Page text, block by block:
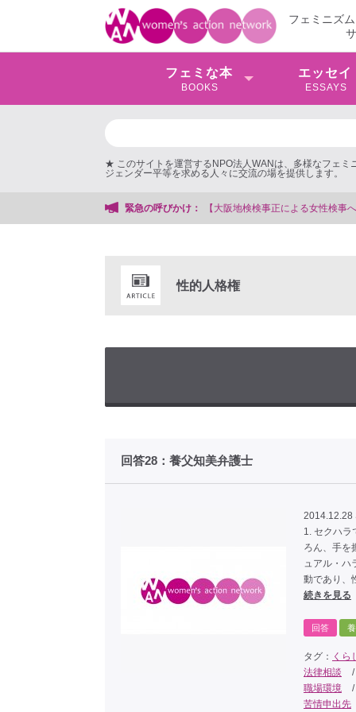
フェミニズ
フェミな本
BOOKS
エッセイ
ESSAYS
★ このサイトを運営するNPO法人WANは、多様なフェ
ジェンダー平等を求める人々に交流の場を提供します。
緊急の呼びかけ：
【大阪地検検事正による女性検事への性的暴行事件】 ◆女性検事
性的人格権
回答28：養父知美弁護士
2014.12.28
1. セクハラ
ろん、手を
ュアル・ハ
動であり、
続きを見る
回答
タグ： くら
法律相談
/
職場環境
/
苦情申出先